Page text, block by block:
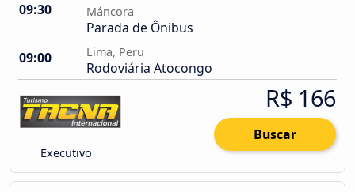
09:30 Máncora
Parada de Ônibus
09:00
Lima, Peru
Rodoviária Atocongo
Executivo
R$ 166
Buscar